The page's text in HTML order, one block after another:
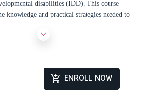
disabilities (IDD). This course
knowledge and practical strategies needed to
falls occur. Participants will explore the
effects, chronic conditions, and the unique
with aging and IDD populations. By the
participants will have a deeper understanding of
ENROLL NOW